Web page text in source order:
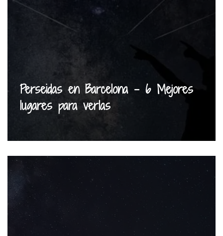
Perseidas en Barcelona – 6 Mejores
lugares para verlas